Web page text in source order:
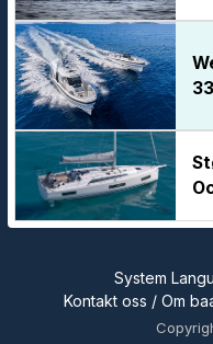
System
Kontakt oss / Om